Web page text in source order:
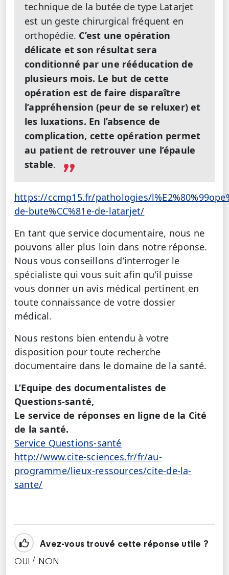
technique de la butée de type Latarjet
est un geste chirurgical fréquent en
orthopédie. C’est une opération
délicate et son résultat sera
conditionné par une rééducation de
plusieurs mois. Le but de cette
opération est de faire disparaître
l’appréhension (peur de se reluxer) et
les luxations. En l’absence de
complication, cette opération permet
au patient de retrouver une l’épaule
stable.
https://ccmp15.fr/pathologies/
de-bute%CC%81e-de-latarjet/
En tant que service documentaire, nous ne
pouvons aller plus loin dans notre réponse.
Nous vous conseillons d’interroger le
spécialiste qui vous suit afin qu’il puisse
vous donner un avis médical pertinent en
toute connaissance de votre dossier
médical.
Nous restons bien entendu à votre
disposition pour toute recherche
documentaire dans le domaine de la santé.
L’Equipe des documentalistes de
Questions-santé,
Le service de réponses en ligne de la Cité
de la santé.
Service Questions-santé
http://www.cite-sciences.fr/fr/au-
programme/lieux-ressources/cite-de-la-
sante/
Avez-vous trouvé cette réponse utile ?
OUI / NON